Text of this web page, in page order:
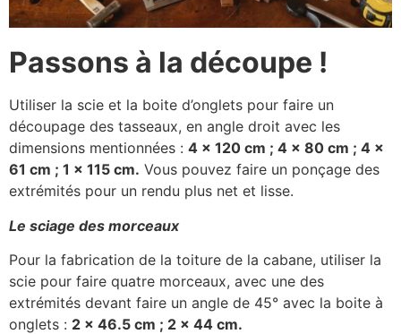
Passons à la découpe !
Utiliser la scie et la boite d’onglets pour faire un
découpage des tasseaux, en angle droit avec les
dimensions mentionnées : 4 × 120 cm ; 4 × 80 cm ; 4 ×
61 cm ; 1 × 115 cm. Vous pouvez faire un ponçage des
extrémités pour un rendu plus net et lisse.
Le sciage des morceaux
Pour la fabrication de la toiture de la cabane, utiliser la
scie pour faire quatre morceaux, avec une des
extrémités devant faire un angle de 45° avec la boite à
onglets : 2 × 46.5 cm ; 2 × 44 cm.